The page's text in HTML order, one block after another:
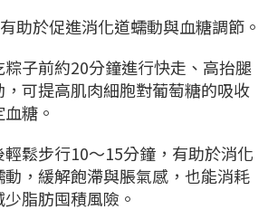
助於促進消化道蠕動與血糖調節。
子前約20分鐘進行快走、高抬腿
可提高肌肉細胞對葡萄糖的吸收
糖。
鬆步行10～15分鐘，有助於消化
，緩解飽滯與脹氣感，也能消耗
脂肪囤積風險。